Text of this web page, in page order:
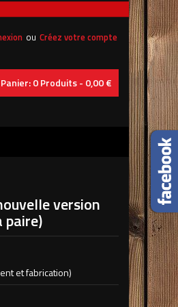
ou Créez votre compte
Panier:0Produits - 0,00 €
version
paire)
et fabrication)